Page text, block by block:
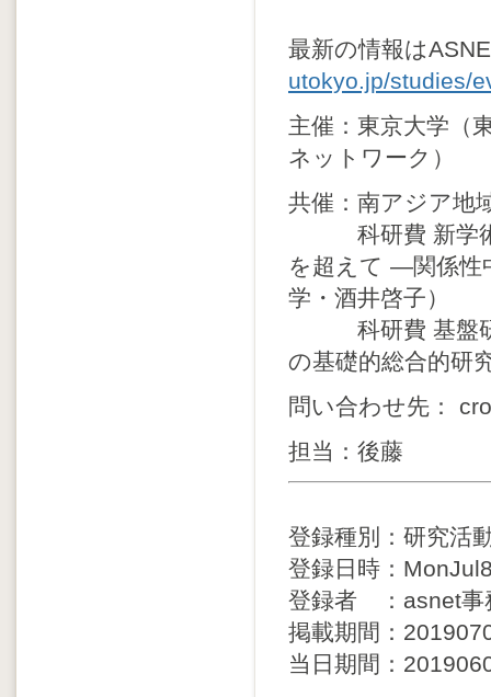
最新の情報は
utokyo.jp/studies/
主催：東京大学（
ネットワーク）
共催：南アジア地
科研費 新学術
を超えて ―関係性
学・酒井啓子）
科研費 基盤研
の基礎的総合的研
問い合わせ先：
担当：後藤
登録種別：研究活
登録日時：
登録者 ：asnet事
掲載期間：
当日期間：